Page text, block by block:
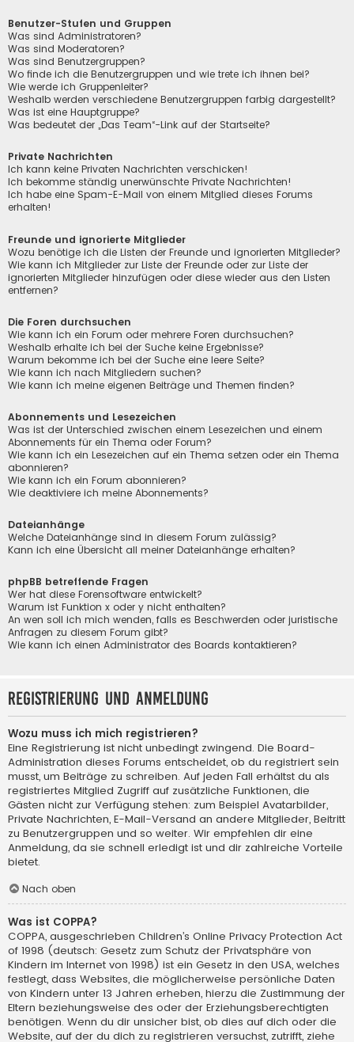
Benutzer-Stufen und Gruppen
Was sind Administratoren?
Was sind Moderatoren?
Was sind Benutzergruppen?
Wo finde ich die Benutzergruppen und wie trete ich ihnen bei?
Wie werde ich Gruppenleiter?
Weshalb werden verschiedene Benutzergruppen farbig dargestellt?
Was ist eine Hauptgruppe?
Was bedeutet der „Das Team“-Link auf der Startseite?
Private Nachrichten
Ich kann keine Privaten Nachrichten verschicken!
Ich bekomme ständig unerwünschte Private Nachrichten!
Ich habe eine Spam-E-Mail von einem Mitglied dieses Forums
erhalten!
Freunde und ignorierte Mitglieder
Wozu benötige ich die Listen der Freunde und ignorierten Mitglieder?
Wie kann ich Mitglieder zur Liste der Freunde oder zur Liste der
ignorierten Mitglieder hinzufügen oder diese wieder aus den Listen
entfernen?
Die Foren durchsuchen
Wie kann ich ein Forum oder mehrere Foren durchsuchen?
Weshalb erhalte ich bei der Suche keine Ergebnisse?
Warum bekomme ich bei der Suche eine leere Seite?
Wie kann ich nach Mitgliedern suchen?
Wie kann ich meine eigenen Beiträge und Themen finden?
Abonnements und Lesezeichen
Was ist der Unterschied zwischen einem Lesezeichen und einem
Abonnements für ein Thema oder Forum?
Wie kann ich ein Lesezeichen auf ein Thema setzen oder ein Thema
abonnieren?
Wie kann ich ein Forum abonnieren?
Wie deaktiviere ich meine Abonnements?
Dateianhänge
Welche Dateianhänge sind in diesem Forum zulässig?
Kann ich eine Übersicht all meiner Dateianhänge erhalten?
phpBB betreffende Fragen
Wer hat diese Forensoftware entwickelt?
Warum ist Funktion x oder y nicht enthalten?
An wen soll ich mich wenden, falls es Beschwerden oder juristische
Anfragen zu diesem Forum gibt?
Wie kann ich einen Administrator des Boards kontaktieren?
Registrierung und Anmeldung
Wozu muss ich mich registrieren?
Eine Registrierung ist nicht unbedingt zwingend. Die Board-
Administration dieses Forums entscheidet, ob du registriert sein
musst, um Beiträge zu schreiben. Auf jeden Fall erhältst du als
registriertes Mitglied Zugriff auf zusätzliche Funktionen, die
Gästen nicht zur Verfügung stehen: zum Beispiel Avatarbilder,
Private Nachrichten, E-Mail-Versand an andere Mitglieder, Beitritt
zu Benutzergruppen und so weiter. Wir empfehlen dir eine
Anmeldung, da sie schnell erledigt ist und dir zahlreiche Vorteile
bietet.
Nach oben
Was ist COPPA?
COPPA, ausgeschrieben Children’s Online Privacy Protection Act
of 1998 (deutsch: Gesetz zum Schutz der Privatsphäre von
Kindern im Internet von 1998) ist ein Gesetz in den USA, welches
festlegt, dass Websites, die möglicherweise persönliche Daten
von Kindern unter 13 Jahren erheben, hierzu die Zustimmung der
Eltern beziehungsweise des oder der Erziehungsberechtigten
benötigen. Wenn du dir unsicher bist, ob dies auf dich oder die
Website, auf der du dich zu registrieren versuchst, zutrifft, ziehe